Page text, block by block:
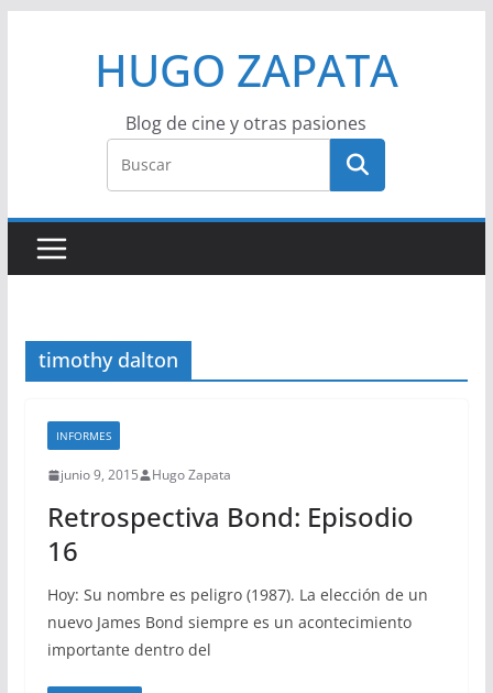
HUGO ZAPATA
Blog de cine y otras pasiones
timothy dalton
INFORMES
junio 9, 2015 Hugo Zapata
Retrospectiva Bond: Episodio
16
Hoy: Su nombre es peligro (1987). La elección de un
nuevo James Bond siempre es un acontecimiento
importante dentro del